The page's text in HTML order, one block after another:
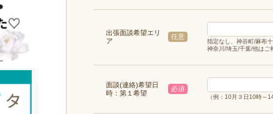
出張面談希望エリ
ア
任意
指定なし、神谷町/麻布
神奈川/埼玉/千葉/他はご
面談(連絡)希望日
時：第１希望
必須
（例：10月３日10時～